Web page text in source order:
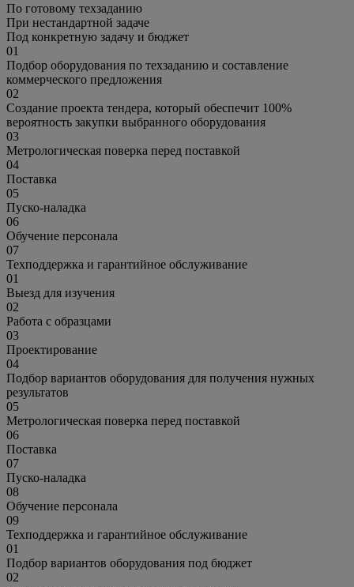
По готовому техзаданию
При нестандартной задаче
Под конкретную задачу и бюджет
01
Подбор оборудования по техзаданию и составление
коммерческого предложения
02
Создание проекта тендера, который обеспечит 100%
вероятность закупки выбранного оборудования
03
Метрологическая поверка перед поставкой
04
Поставка
05
Пуско-наладка
06
Обучение персонала
07
Техподдержка и гарантийное обслуживание
01
Выезд для изучения
02
Работа с образцами
03
Проектирование
04
Подбор вариантов оборудования для получения нужных
результатов
05
Метрологическая поверка перед поставкой
06
Поставка
07
Пуско-наладка
08
Обучение персонала
09
Техподдержка и гарантийное обслуживание
01
Подбор вариантов оборудования под бюджет
02